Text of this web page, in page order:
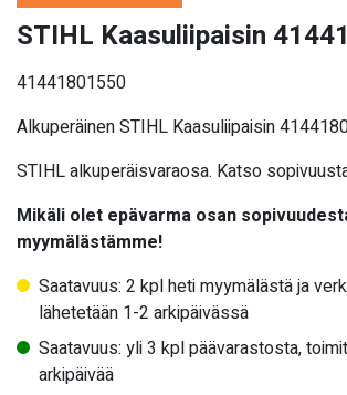
STIHL Kaasuliipaisin
41441801550
Alkuperäinen STIHL Kaasuliipaisin
STIHL alkuperäisvaraosa. Katso
Mikäli olet epävarma osan
myymälästämme!
Saatavuus: 2 kpl heti myymälästä ja
lähetetään 1-2 arkipäivässä
Saatavuus: yli 3 kpl päävarastosta,
arkipäivää